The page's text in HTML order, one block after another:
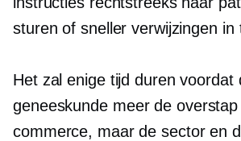
sturen of sneller verwijzingen in
Het zal enige tijd duren voordat
geneeskunde meer de
commerce, maar de sector en